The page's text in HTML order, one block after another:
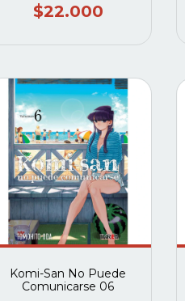
$22.000
Komi-San No Puede
Comunicarse 06